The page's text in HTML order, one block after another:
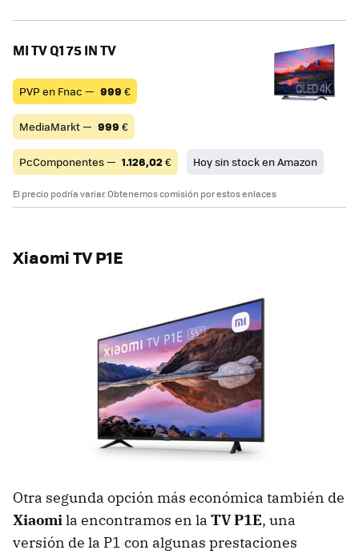
MI TV Q1 75 IN TV
PVP en Fnac — 999 €
MediaMarkt — 999 €
PcComponentes — 1.126,02 € Hoy sin stock en Amazon
El precio podría variar. Obtenemos comisión por estos enlaces
Xiaomi TV P1E
Otra segunda opción más económica también de
Xiaomila encontramos en la TV P1E, una
versión de la P1 con algunas prestaciones